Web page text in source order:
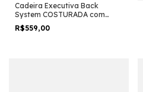
Cadeira Executiva Back
System COSTURADA com
Braços Reguláveis - Cor Preta
R$559,00